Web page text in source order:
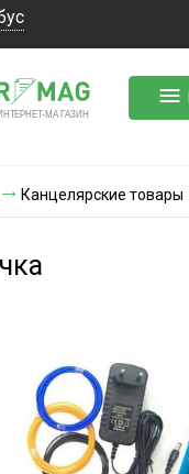
МА ГАЗИН
Канцелярские товары